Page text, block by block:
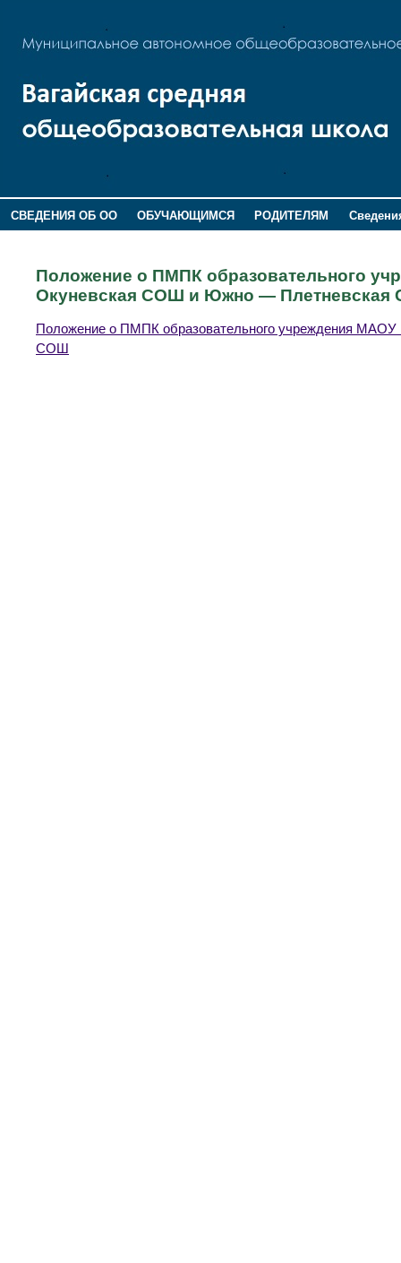
СВЕДЕНИЯ ОБ ОО ОБУЧАЮЩИМСЯ РОДИТЕЛЯМ
Положение о ПМПК образовательного
Окуневская СОШ и Южно —
Положение о ПМПК образовательного учреждения
СОШ